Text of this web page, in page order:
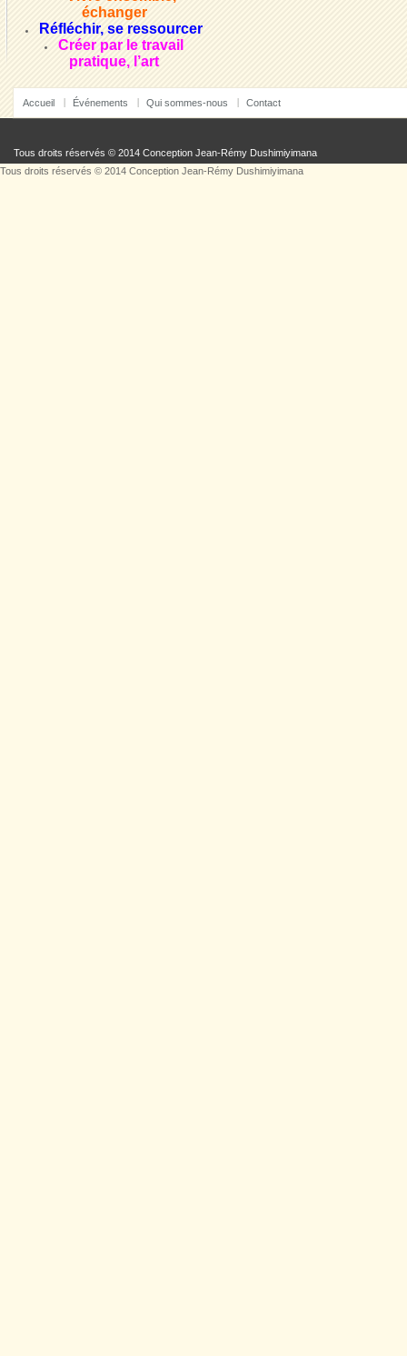
échanger
Réfléchir, se ressourcer
Créer par le travail
pratique, l’art
Accueil Événements Qui sommes-nous Contact
Tous droits réservés © 2014 Conception Jean-Rémy Dushimiyimana
Tous droits réservés © 2014 Conception Jean-Rémy Dushimiyimana